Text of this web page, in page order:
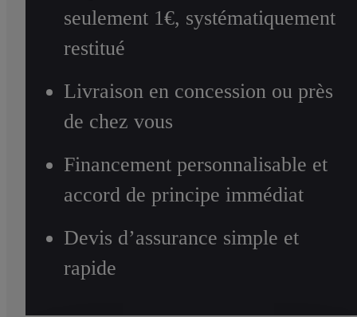
seulement 1€, systématiquement
restitué
Livraison en concession ou près
de chez vous
Financement personnalisable et
accord de principe immédiat
Devis d’assurance simple et
rapide